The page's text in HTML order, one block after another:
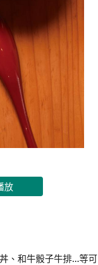
放
、和牛骰子牛排…等可